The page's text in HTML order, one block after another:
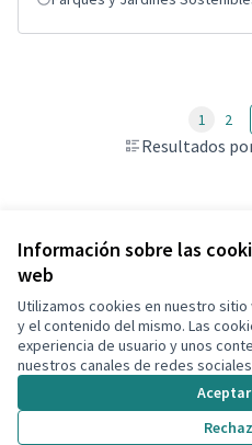
Información sobre las
web
Utilizamos cookies en nuestro
y el contenido del mismo. Las
experiencia de usuario y unos
nuestros canales de redes
Resultados
1 2
Ver todas las propuestas retiradas
Términos y condiciones de uso
Configuración de cookies
Decidim Calafell en X
(Enlace externo)
Decidim Calafell en Facebook
Decidim Calafell en
Decidim Calafell en
(Enlace externo)